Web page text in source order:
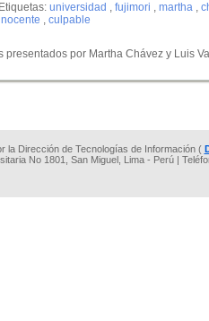
Etiquetas: universidad , fujimori , martha ,
, culpable
presentados por Martha Chávez y Luis
la Dirección de Tecnologías de Información (
No 1801, San Miguel, Lima - Perú |